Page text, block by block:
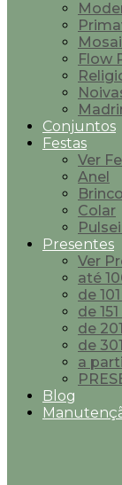
Flow
Conjuntos
Festas
Ver
Anel
Brinco
Colar
Presentes
Ver
até
de
de
de
de
a
Blog